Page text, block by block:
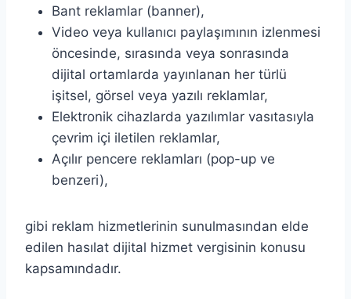
Bant reklamlar (banner),
Video veya kullanıcı paylaşımının izlenmesi
öncesinde, sırasında veya sonrasında
dijital ortamlarda yayınlanan her türlü
işitsel, görsel veya yazılı reklamlar,
Elektronik cihazlarda yazılımlar vasıtasıyla
çevrim içi iletilen reklamlar,
Açılır pencere reklamları (pop-up ve
benzeri),
gibi reklam hizmetlerinin sunulmasından elde
edilen hasılat dijital hizmet vergisinin konusu
kapsamındadır.